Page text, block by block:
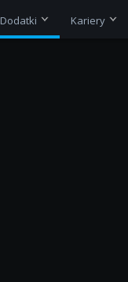
Dodatki Kariery